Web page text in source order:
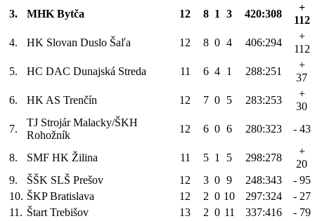
3.
MHK Bytča 12 8 1 3 420:308
+
112
4.
HK Slovan Duslo Šaľa 12 8 0 4 406:294
+
112
5.
HC DAC Dunajská Streda 11 6 4 1 288:251
+
37
6.
HK AS Trenčín 12 7 0 5 283:253
+
30
7.
TJ Strojár Malacky/ŠKH
Rohožník
12 6 0 6 280:323 - 43
8. SMF HK Žilina 11 5 1 5 298:278
+
20
9.
ŠŠK SLŠ Prešov 12 3 0 9 248:343
- 95
10. ŠKP Bratislava 12 2 0 10 297:324
- 27
11. Štart Trebišov 13 2 0 11 337:416
- 79